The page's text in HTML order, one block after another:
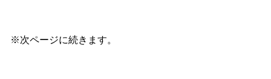
※次ページに続きます。